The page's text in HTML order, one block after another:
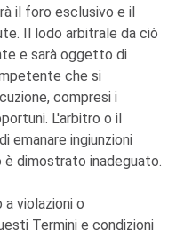
il foro esclusivo e il
Il lodo arbitrale da ciò
e sarà oggetto di
che si
compresi i
L'arbitro o il
emanare ingiunzioni
è dimostrato inadeguato.
a violazioni o
Termini e condizioni